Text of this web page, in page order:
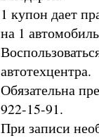
1 купон дает
на 1
автотехцентра.
Обязательна
922-15-91.
При записи